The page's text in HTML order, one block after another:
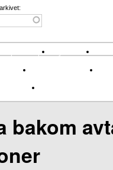
Sport & spel Nyhetsbrev
Affärer I spåren av Corona
TV-nyheter
bakom